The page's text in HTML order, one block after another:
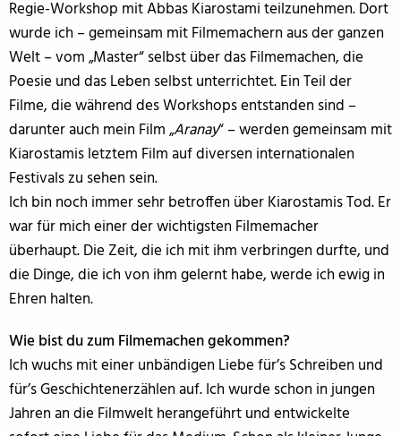
Regie-Workshop mit Abbas Kiarostami teilzunehmen. Dort
wurde ich – gemeinsam mit Filmemachern aus der ganzen
Welt – vom „Master“ selbst über das Filmemachen, die
Poesie und das Leben selbst unterrichtet. Ein Teil der
Filme, die während des Workshops entstanden sind –
darunter auch mein Film „Aranay“ – werden gemeinsam mit
Kiarostamis letztem Film auf diversen internationalen
Festivals zu sehen sein.
Ich bin noch immer sehr betroffen über Kiarostamis Tod. Er
war für mich einer der wichtigsten Filmemacher
überhaupt. Die Zeit, die ich mit ihm verbringen durfte, und
die Dinge, die ich von ihm gelernt habe, werde ich ewig in
Ehren halten.
Wie bist du zum Filmemachen gekommen?
Ich wuchs mit einer unbändigen Liebe für’s Schreiben und
für’s Geschichtenerzählen auf. Ich wurde schon in jungen
Jahren an die Filmwelt herangeführt und entwickelte